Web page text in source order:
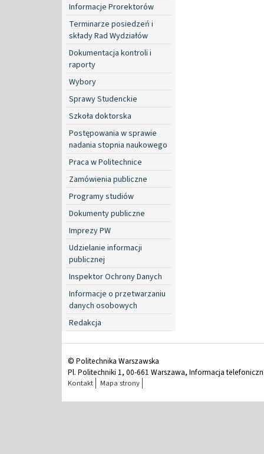
Informacje Prorektorów
Terminarze posiedzeń i
składy Rad Wydziałów
Dokumentacja kontroli i
raporty
Wybory
Sprawy Studenckie
Szkoła doktorska
Postępowania w sprawie
nadania stopnia naukowego
Praca w Politechnice
Zamówienia publiczne
Programy studiów
Dokumenty publiczne
Imprezy PW
Udzielanie informacji
publicznej
Inspektor Ochrony Danych
Informacje o przetwarzaniu
danych osobowych
Redakcja
© Politechnika Warszawska
Pl. Politechniki 1, 00-661 Warszawa, Informacja
Kontakt Mapa strony